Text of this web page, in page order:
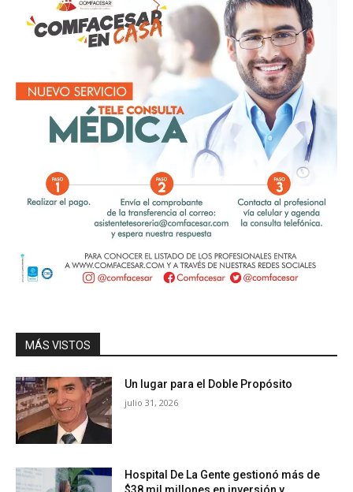
MÁS VISTOS
Un lugar para el Doble Propósito
julio 31, 2026
Hospital De La Gente gestionó más de